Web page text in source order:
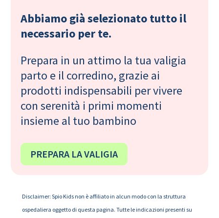
Abbiamo già selezionato tutto il
necessario per te.
Prepara in un attimo la tua valigia
parto e il corredino, grazie ai
prodotti indispensabili per vivere
con serenità i primi momenti
insieme al tuo bambino
PREPARA LA VALIGIA
Disclaimer: Spio Kids non è affiliato in alcun modo con la struttura
ospedaliera oggetto di questa pagina. Tutte le indicazioni presenti su